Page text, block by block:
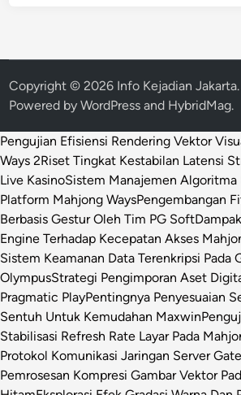
Copyright © 2026 Info Kejadian Jakarta.
Powered byWordPress and HybridMag.
Pengujian Efisiensi Rendering Vektor
Ways 2Riset Tingkat Kestabilan Latensi
Live KasinoSistem Manajemen Algoritma
Platform Mahjong WaysPengembangan
Berbasis Gestur Oleh Tim PG Soft
Engine Terhadap Kecepatan Akses
Sistem Keamanan Data Terenkripsi Pada
OlympusStrategi Pengimporan Aset
Pragmatic PlayPentingnya Penyesuaian
Sentuh Untuk Kemudahan Maxwin
Stabilisasi Refresh Rate Layar Pada
Protokol Komunikasi Jaringan Server
Pemrosesan Kompresi Gambar Vektor